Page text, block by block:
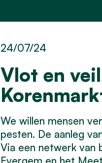
Vlot en
24/07/24
We willen mensen
pesten. De aanleg
Via een netwerk van